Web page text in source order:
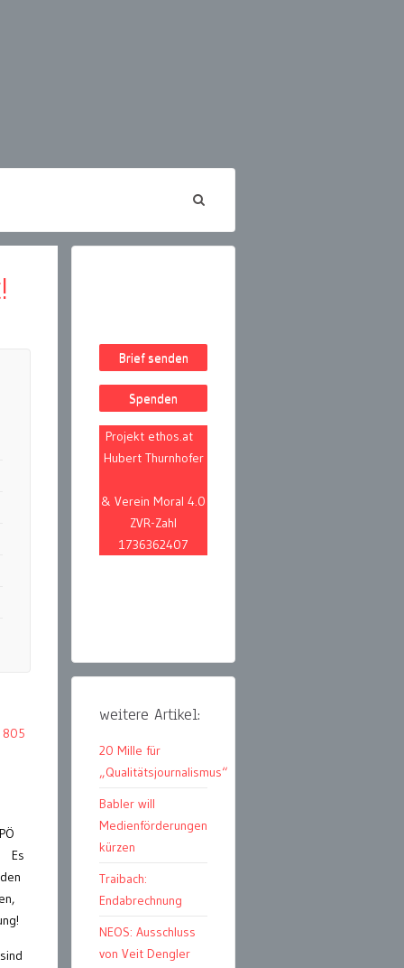
805
Es
Brief senden
Spenden
Projekt ethos.at
Hubert Thurnhofer
& Verein Moral 4.0
ZVR-Zahl
1736362407
weitere Artikel:
20 Mille für
„Qualitätsjournalismus“
Babler will
Medienförderungen
kürzen
Traibach:
Endabrechnung
NEOS: Ausschluss
von Veit Dengler